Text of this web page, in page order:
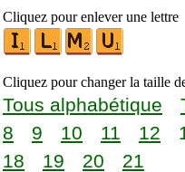
Cliquez pour enlever une lettre
Cliquez pour changer la taille
Tous alphabétique
8
9 10 11 12
18
19 20 21